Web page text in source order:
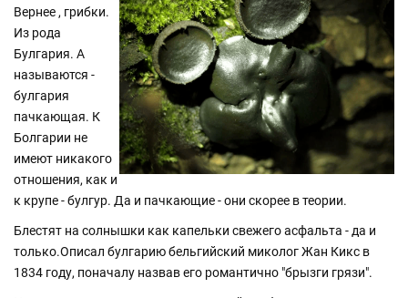
Вернее , грибки.
Из рода
Булгария. А
называются -
булгария
пачкающая. К
Болгарии не
имеют никакого
отношения, как и
к крупе - булгур. Да и пачкающие - они скорее в теории.
Блестят на солнышки как капельки свежего асфальта - да и
только.Описал булгарию бельгийский миколог Жан Кикс в
1834 году, поначалу назвав его романтично "брызги грязи".